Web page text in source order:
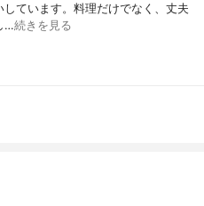
ています。料理だけでなく、丈夫
…続きを見る